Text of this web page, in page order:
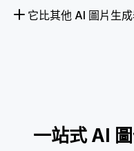
它比其他 AI 圖片生
一站式 AI